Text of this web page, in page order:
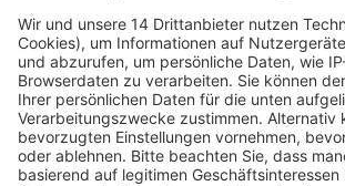
Simon Censkowsky
Cashlink Technologies GmbH